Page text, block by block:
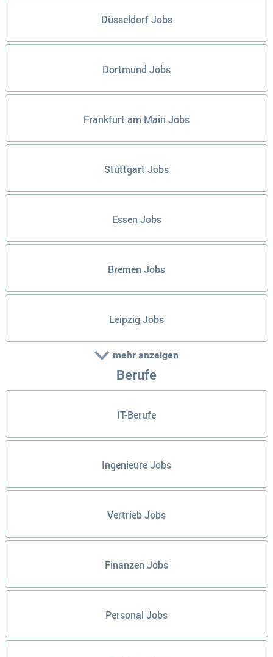
Düsseldorf Jobs
Dortmund Jobs
Frankfurt am Main Jobs
Stuttgart Jobs
Essen Jobs
Bremen Jobs
Leipzig Jobs
mehr anzeigen
Berufe
IT-Berufe
Ingenieure Jobs
Vertrieb Jobs
Finanzen Jobs
Personal Jobs